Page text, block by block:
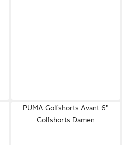
PUMA Golfshorts Avant 6"
Golfshorts Damen